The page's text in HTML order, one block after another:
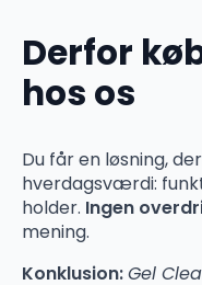
Derfor
hos os
Du får en løsning,
hverdagsværdi:
holder. Ingen
mening.
Konklusion:Gel